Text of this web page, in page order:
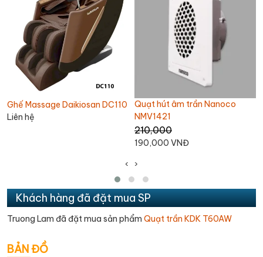
Quạt hút âm trần Nanoco
NMV1421
Quạt trần Chinghai SF2001
1,100,000
1,060,000 VNĐ
‹ ›
Khách hàng đã đặt mua SP
Truong Lam đã đặt mua sản phẩm Quạt trần KDK T60AW
BẢN ĐỒ